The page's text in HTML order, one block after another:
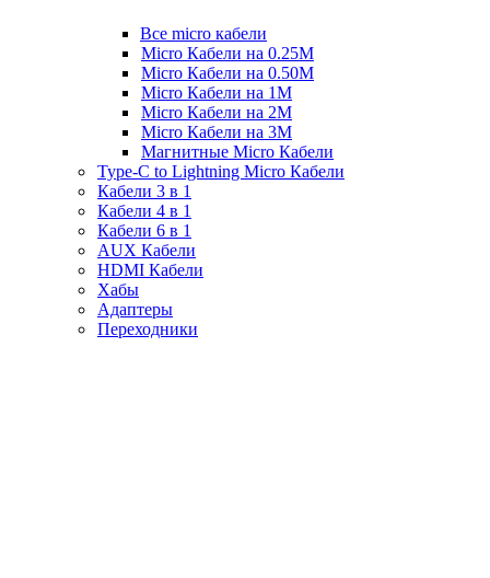
Все micro кабели
Micro Кабели на 0.25М
Micro Кабели на 0.50М
Micro Кабели на 1М
Micro Кабели на 2М
Micro Кабели на 3М
Магнитные Micro Кабели
Type-C to Lightning Micro Кабели
Кабели 3 в 1
Кабели 4 в 1
Кабели 6 в 1
AUX Кабели
HDMI Кабели
Хабы
Адаптеры
Переходники